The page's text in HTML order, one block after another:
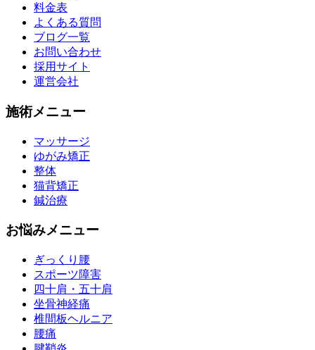
料金表
よくある質問
ブログ一覧
お問い合わせ
採用サイト
運営会社
施術メニュー
マッサージ
ゆがみ矯正
整体
猫背矯正
鍼治療
お悩みメニュー
ぎっくり腰
スポーツ障害
四十肩・五十肩
坐骨神経痛
椎間板ヘルニア
腰痛